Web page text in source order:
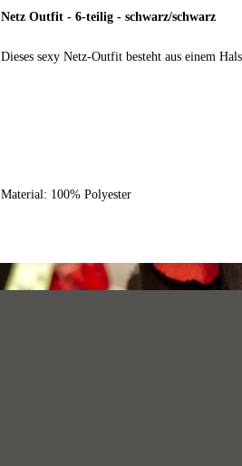
Netz Outfit - 6-teilig - schwarz/schwarz
Dieses sexy Netz-Outfit besteht aus einem
Material: 100% Polyester